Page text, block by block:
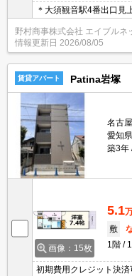
＊大須観音駅4番出口見
野村商事株式会社 エイブルネ
情報更新日 2026/08/05
賃貸アパート Patina岩塚
名古
愛知
築3年
画像：15枚
5.1
敷
1階
初期費用クレジット決